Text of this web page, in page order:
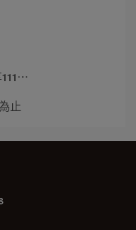
111⋯
止